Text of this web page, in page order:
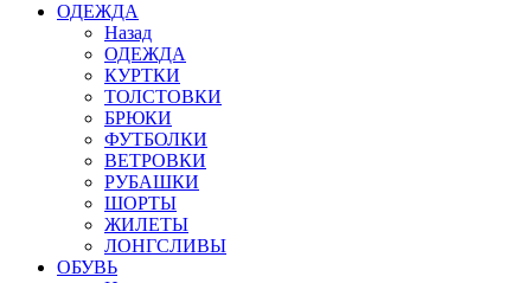
ОДЕЖДА
Назад
ОДЕЖДА
КУРТКИ
ТОЛСТОВКИ
БРЮКИ
ФУТБОЛКИ
ВЕТРОВКИ
РУБАШКИ
ШОРТЫ
ЖИЛЕТЫ
ЛОНГСЛИВЫ
ОБУВЬ